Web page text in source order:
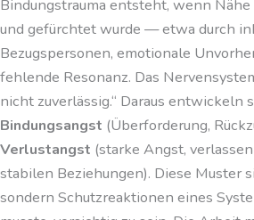
Bindungstrauma entsteht, wenn
und gefürchtet wurde — etwa durch
Bezugspersonen, emotionale
fehlende Resonanz. Das
nicht zuverlässig.“ Daraus entwickeln
Bindungsangst (Überforderung,
Verlustangst (starke Angst,
stabilen Beziehungen). Diese Muster
sondern Schutzreaktionen eines